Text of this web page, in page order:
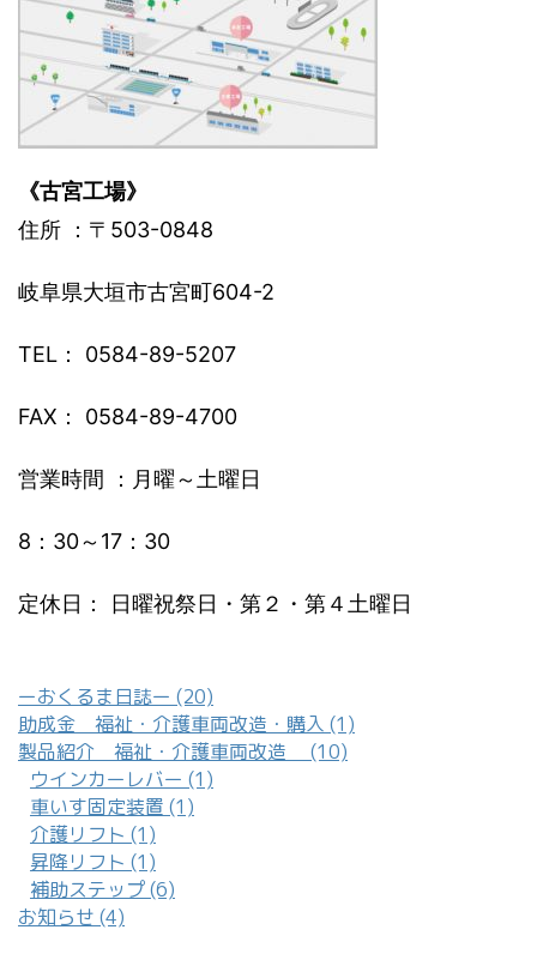
《古宮工場》
住所 ：〒503-0848
岐阜県大垣市古宮町604-2
TEL： 0584-89-5207
FAX： 0584-89-4700
営業時間 ：月曜～土曜日
8：30～17：30
定休日： 日曜祝祭日・第２・第４土曜日
ーおくるま日誌ー (20)
助成金 福祉・介護車両改造・購入 (1)
製品紹介 福祉・介護車両改造 (10)
ウインカーレバー (1)
車いす固定装置 (1)
介護リフト (1)
昇降リフト (1)
補助ステップ (6)
お知らせ (4)